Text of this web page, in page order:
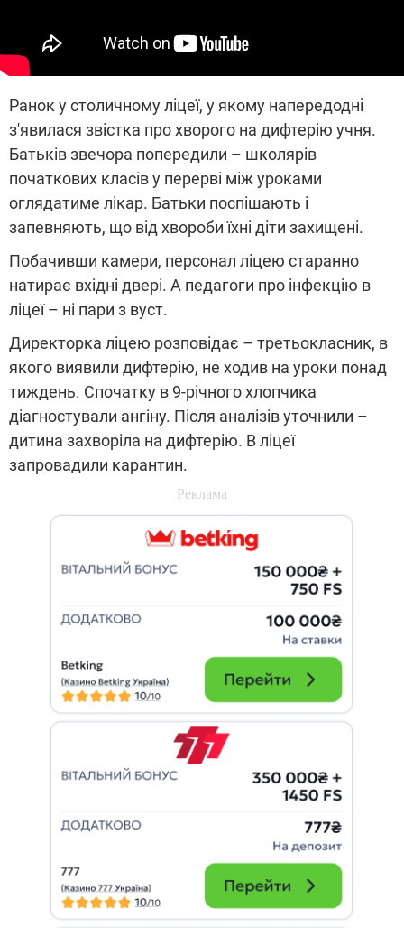
Ранок у столичному ліцеї, у якому напередодні
з'явилася звістка про хворого на дифтерію учня.
Батьків звечора попередили – школярів
початкових класів у перерві між уроками
оглядатиме лікар. Батьки поспішають і
запевняють, що від хвороби їхні діти захищені.
Побачивши камери, персонал ліцею старанно
натирає вхідні двері. А педагоги про інфекцію в
ліцеї – ні пари з вуст.
Директорка ліцею розповідає – третьокласник, в
якого виявили дифтерію, не ходив на уроки понад
тиждень. Спочатку в 9-річного хлопчика
діагностували ангіну. Після аналізів уточнили –
дитина захворіла на дифтерію. В ліцеї
запровадили карантин.